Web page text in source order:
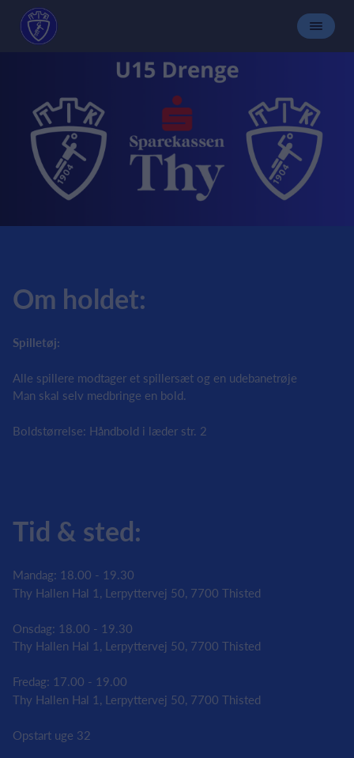
Om holdet:
Spilletøj:
Alle spillere modtager et spillersæt og en udebanetrøje
Man skal selv medbringe en bold.
Boldstørrelse: Håndbold i læder str. 2
Tid & sted:
Mandag: 18.00 - 19.30
Thy Hallen Hal 1, Lerpyttervej 50, 7700 Thisted
Onsdag: 18.00 - 19.30
Thy Hallen Hal 1, Lerpyttervej 50, 7700 Thisted
Fredag: 17.00 - 19.00
Thy Hallen Hal 1, Lerpyttervej 50, 7700 Thisted
Opstart uge 32